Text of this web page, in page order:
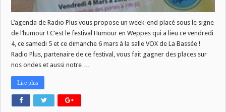
L’agenda de Radio Plus vous propose un week-end placé sous le signe
de l’humour ! C’est le festival Humour en Weppes qui a lieu ce vendredi
4, ce samedi 5 et ce dimanche 6 mars à la salle VOX de La Bassée !
Radio Plus, partenaire de ce festival, vous fait gagner des places sur
nos ondes et aussi notre …
Lire plus